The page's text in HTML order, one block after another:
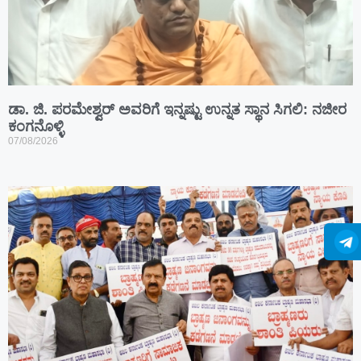
ಡಾ. ಜಿ. ಪರಮೇಶ್ವರ್ ಅವರಿಗೆ ಇನ್ನಷ್ಟು ಉನ್ನತ ಸ್ಥಾನ ಸಿಗಲಿ: ನಜೀರ
ಕಂಗನೊಳ್ಳಿ
07/08/2026